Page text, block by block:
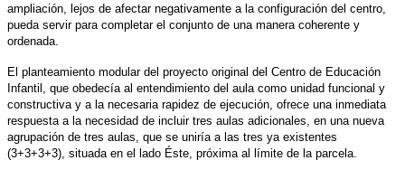
ampliación, lejos de afectar negativamente a la configuración del centro,
pueda servir para completar el conjunto de una manera coherente y
ordenada.
El planteamiento modular del proyecto original del Centro de Educación
Infantil, que obedecía al entendimiento del aula como unidad funcional y
constructiva y a la necesaria rapidez de ejecución, ofrece una inmediata
respuesta a la necesidad de incluir tres aulas adicionales, en una nueva
agrupación de tres aulas, que se uniría a las tres ya existentes
(3+3+3+3), situada en el lado Éste, próxima al límite de la parcela.